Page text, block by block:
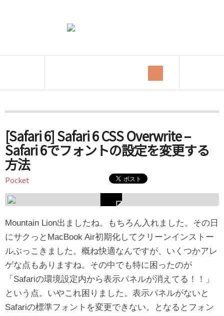
[Safari 6] Safari 6 CSS Overwrite –
Safari 6でフォントの設定を変更する
方法
Pocket
Mountain Lion出ましたね。もちろん入れました。その日
にサクっとMacBook Air初期化してクリーンインストー
ルぶっこきました。概ね快適なんですが、いくつかアレ
ゲな点もありますね。その中でも特に困ったのが
「Safariの環境設定内から表示パネルが消えてる！！」
という点。いやこれ困りました。表示パネルがないと
Safariの標準フォントを変更できない。となるとフォン